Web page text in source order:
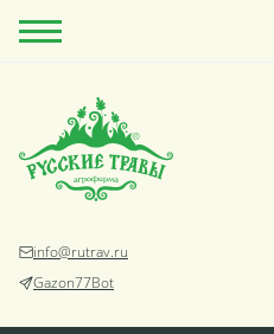
info@rutrav.ru
Gazon77Bot